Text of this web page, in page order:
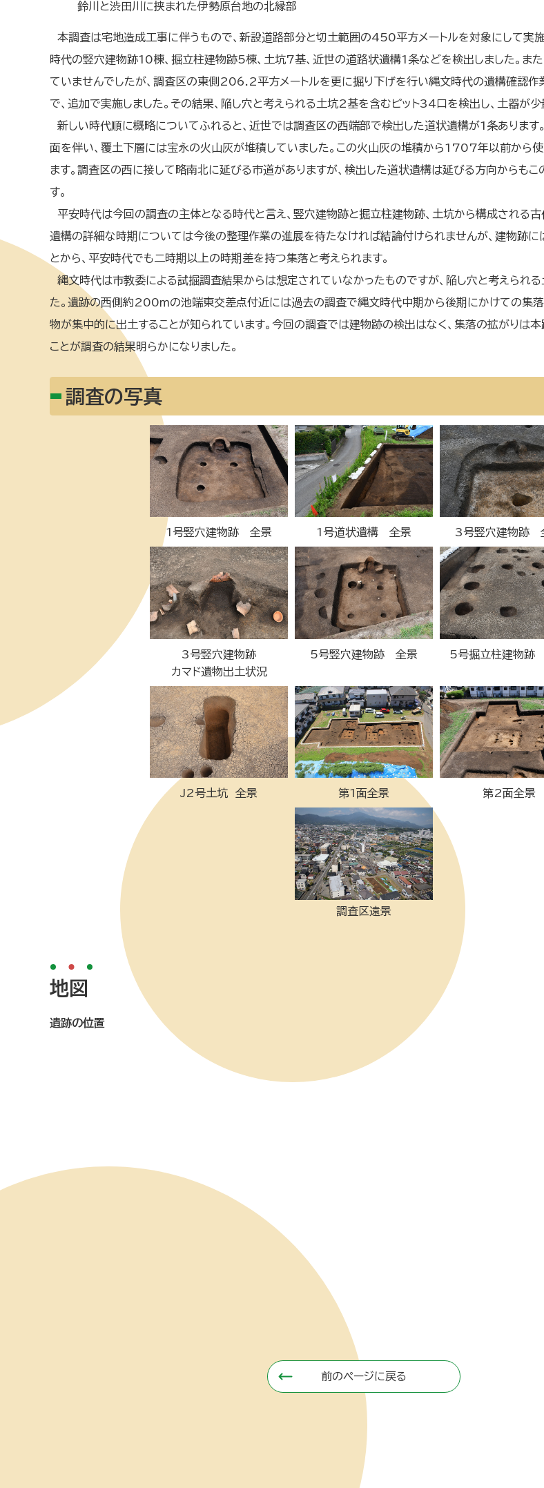
鈴川と渋田川に挟まれた伊勢原台地の北縁部
本調査は宅地造成工事に伴うもので、新設道路部分と切土範囲の450平方メートルを対象にして実施
時代の竪穴建物跡10棟、掘立柱建物跡5棟、土坑7基、近世の道路状遺構1条などを検出しました。ま
ていませんでしたが、調査区の東側206.2平方メートルを更に掘り下げを行い縄文時代の遺構確認作
で、追加で実施しました。その結果、陥し穴と考えられる土坑2基を含むピット34口を検出し、土器が少
新しい時代順に概略についてふれると、近世では調査区の西端部で検出した道状遺構が1条あります
面を伴い、覆土下層には宝永の火山灰が堆積していました。この火山灰の堆積から1707年以前から
ます。調査区の西に接して略南北に延びる市道がありますが、検出した道状遺構は延びる方向からも
す。
平安時代は今回の調査の主体となる時代と言え、竪穴建物跡と掘立柱建物跡、土坑から構成される古
遺構の詳細な時期については今後の整理作業の進展を待たなければ結論付けられませんが、建物跡に
とから、平安時代でも二時期以上の時期差を持つ集落と考えられます。
縄文時代は市教委による試掘調査結果からは想定されていなかったものですが、陥し穴と考えられ
た。遺跡の西側約200ｍの池端東交差点付近には過去の調査で縄文時代中期から後期にかけての集
物が集中的に出土することが知られています。今回の調査では建物跡の検出はなく、集落の拡がりは
ことが調査の結果明らかになりました。
調査の写真
1号竪穴建物跡 全景 1号道状遺構 全景 3号竪穴建物跡
3号竪穴建物跡
カマド遺物出土状況
5号竪穴建物跡 全景 5号掘立柱建物跡
J2号土坑 全景 第1面全景 第2面全景
調査区遠景
地図
遺跡の位置
前のページに戻る